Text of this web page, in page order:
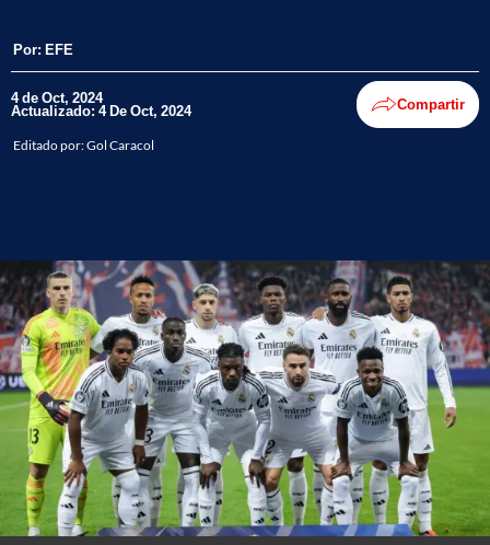
Por: EFE
4 de Oct, 2024
Actualizado: 4 De Oct, 2024 Compartir
Editado por:Gol Caracol